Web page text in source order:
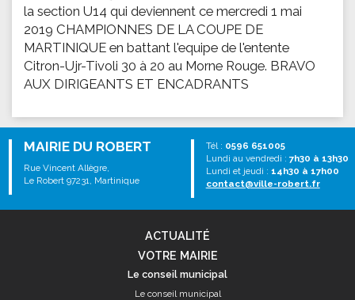
la section U14 qui deviennent ce mercredi 1 mai
2019 CHAMPIONNES DE LA COUPE DE
MARTINIQUE en battant l'equipe de l'entente
Citron-Ujr-Tivoli 30 à 20 au Morne Rouge. BRAVO
AUX DIRIGEANTS ET ENCADRANTS
MAIRIE DU ROBERT
Rue Vincent Allègre,
Le Robert 97231, Martinique
Tél : 0596 651005
Lundi au vendredi : 7h30 à 13h30
Lundi et jeudi : 14h30 à 17h00
contact@ville-robert.fr
ACTUALITÉ
VOTRE MAIRIE
Le conseil municipal
Le conseil municipal